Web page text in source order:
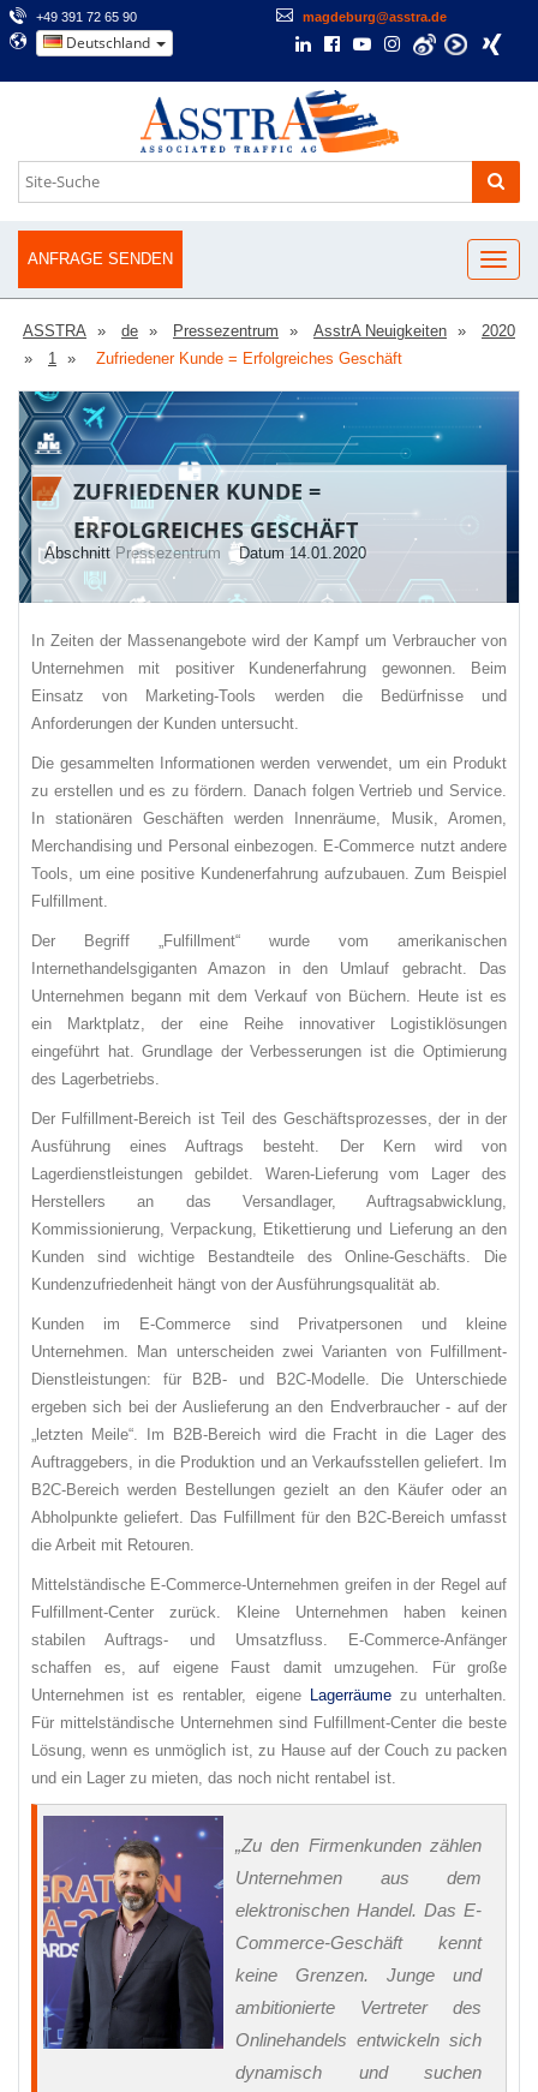
+49 391 72 65 90 magdeburg@asstra.de
Deutschland
ANFRAGE SENDEN
ASSTRA de Pressezentrum AsstrA Neuigkeiten
2020
1
Zufriedener Kunde = Erfolgreiches Geschäft
ZUFRIEDENER KUNDE =
ERFOLGREICHES GESCHÄFT
Abschnitt Pressezentrum Datum 14.01.2020
In Zeiten der Massenangebote wird der Kampf um Verbraucher von
Unternehmen mit positiver Kundenerfahrung gewonnen. Beim
Einsatz von Marketing-Tools werden die Bedürfnisse und
Anforderungen der Kunden untersucht.
Die gesammelten Informationen werden verwendet, um ein Produkt
zu erstellen und es zu fördern. Danach folgen Vertrieb und Service.
In stationären Geschäften werden Innenräume, Musik, Aromen,
Merchandising und Personal einbezogen. E-Commerce nutzt andere
Tools, um eine positive Kundenerfahrung aufzubauen. Zum Beispiel
Fulfillment.
Der Begriff „Fulfillment“ wurde vom amerikanischen
Internethandelsgiganten Amazon in den Umlauf gebracht. Das
Unternehmen begann mit dem Verkauf von Büchern. Heute ist es
ein Marktplatz, der eine Reihe innovativer Logistiklösungen
eingeführt hat. Grundlage der Verbesserungen ist die Optimierung
des Lagerbetriebs.
Der Fulfillment-Bereich ist Teil des Geschäftsprozesses, der in der
Ausführung eines Auftrags besteht. Der Kern wird von
Lagerdienstleistungen gebildet. Waren-Lieferung vom Lager des
Herstellers an das Versandlager, Auftragsabwicklung,
Kommissionierung, Verpackung, Etikettierung und Lieferung an den
Kunden sind wichtige Bestandteile des Online-Geschäfts. Die
Kundenzufriedenheit hängt von der Ausführungsqualität ab.
Kunden im E-Commerce sind Privatpersonen und kleine
Unternehmen. Man unterscheiden zwei Varianten von Fulfillment-
Dienstleistungen: für B2B- und B2C-Modelle. Die Unterschiede
ergeben sich bei der Auslieferung an den Endverbraucher - auf der
„letzten Meile“. Im B2B-Bereich wird die Fracht in die Lager des
Auftraggebers, in die Produktion und an Verkaufsstellen geliefert. Im
B2C-Bereich werden Bestellungen gezielt an den Käufer oder an
Abholpunkte geliefert. Das Fulfillment für den B2C-Bereich umfasst
die Arbeit mit Retouren.
Mittelständische E-Commerce-Unternehmen greifen in der Regel auf
Fulfillment-Center zurück. Kleine Unternehmen haben keinen
stabilen Auftrags- und Umsatzfluss. E-Commerce-Anfänger
schaffen es, auf eigene Faust damit umzugehen. Für große
Unternehmen ist es rentabler, eigene Lagerräumezu unterhalten.
Für mittelständische Unternehmen sind Fulfillment-Center die beste
Lösung, wenn es unmöglich ist, zu Hause auf der Couch zu packen
und ein Lager zu mieten, das noch nicht rentabel ist.
„Zu den Firmenkunden zählen
Unternehmen aus dem
elektronischen Handel. Das E-
Commerce-Geschäft kennt
keine Grenzen. Junge und
ambitionierte Vertreter des
Onlinehandels entwickeln sich
dynamisch und suchen